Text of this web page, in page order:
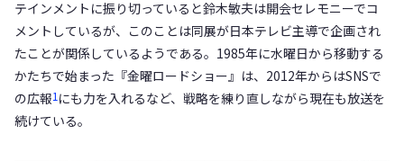
テインメントに振り切っていると鈴木敏夫は開会セレモニーでコ
メントしているが、このことは同展が日本テレビ主導で企画され
たことが関係しているようである。1985年に水曜日から移動する
かたちで始まった『金曜ロードショー』は、2012年からはSNSで
の広報1 にも力を入れるなど、戦略を練り直しながら現在も放送を
続けている。